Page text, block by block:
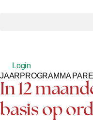
Login
JAARPROGRAMMA
In 12
basis op